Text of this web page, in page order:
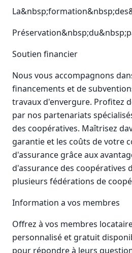
Soutien financier
Nous vous accompagnons
financements et de
travaux d'envergure. Profitez
par nos partenariats
des coopératives. Maîtrisez
garantie et les coûts de votre
d'assurance grâce aux
d'assurance des
plusieurs fédérations de
Information a vos membres
Offrez à vos membres
personnalisé et gratuit
pour répondre à leurs